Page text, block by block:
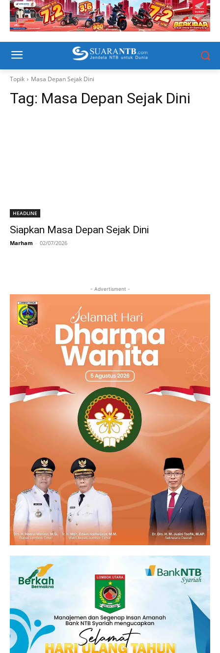
Topik Masa Depan Sejak Dini
Tag: Masa Depan Sejak Dini
HEADLINE
Siapkan Masa Depan Sejak Dini
Marham - 02/07/2026
- Advertisment -